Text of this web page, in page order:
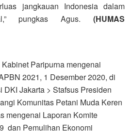
jangkauan Indonesia dalam
pungkas Agus. (HUMAS
Paripurna mengenai
2021, 1 Desember 2020, di
DKI Jakarta > Stafsus Presiden
Komunitas Petani Muda Keren
mengenai Laporan Komite
dan Pemulihan Ekonomi